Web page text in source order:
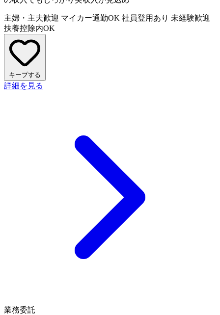
主婦・主夫歓迎 マイカー通勤OK 社員登用あり 未経験歓迎
扶養控除内OK
キープする
詳細を見る
業務委託